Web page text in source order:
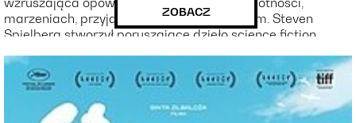
marzeniach, przyjaźni i tęsknocie za domem. Steven
Spielberg stworzył poruszające dzieło science fiction,
pokolenia widzów. Przez jedenaście lat „E.T.” pozostawał
najbardziej kasowym filmem w historii kina, stając się
jednym z największych fenomenów w dziejach światowej
kinematografii.
ZOBACZ